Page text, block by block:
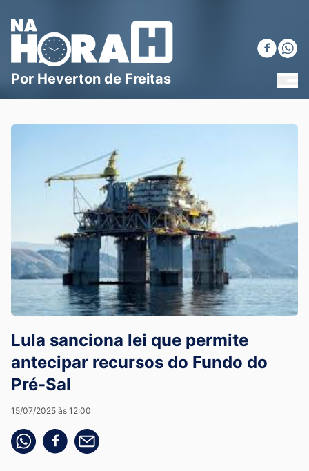
Blog Na Hora H
Por Heverton de Freitas
Lula sanciona lei que permite
antecipar recursos do Fundo do
Pré-Sal
15/07/2025 às 12:00
Compartilhe pelo whatsapp
Compartilhar no facebook
Compartilhe pelo email